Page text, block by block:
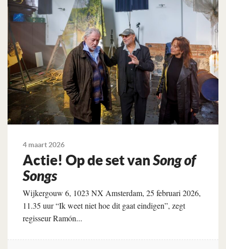
4 maart 2026
Actie! Op de set vanSong of
Songs
Wijkergouw 6, 1023 NX Amsterdam, 25 februari 2026,
11.35 uur “Ik weet niet hoe dit gaat eindigen”, zegt
regisseur Ramón...